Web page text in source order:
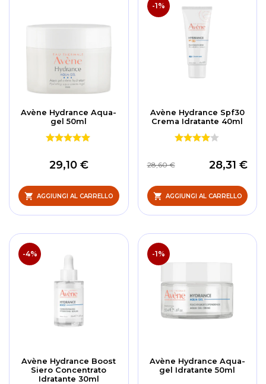
Avène Hydrance Aqua-
gel 50ml
29,10 €
AGGIUNGI AL CARRELLO
-1%
Avène Hydrance Spf30
Crema Idratante 40ml
28,31 €
28,60 €
AGGIUNGI AL CARRELLO
-4%
Avène Hydrance Boost
Siero Concentrato
Idratante 30ml
-1%
Avène Hydrance Aqua-
gel Idratante 50ml